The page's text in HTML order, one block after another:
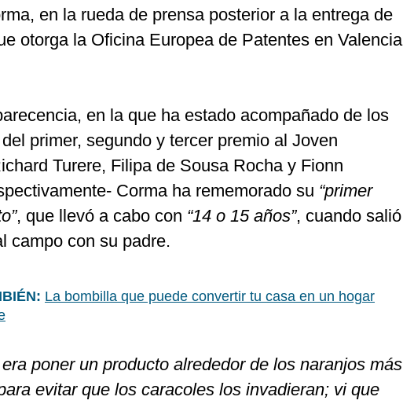
en la rueda de prensa posterior a la entrega de
otorga la Oficina Europea de Patentes en Valencia
en la que ha estado acompañado de los
primer, segundo y tercer premio al Joven
Turere, Filipa de Sousa Rocha y Fionn
Corma ha rememorado su “primer
, que llevó a cabo con “14 o 15 años”, cuando salió
campo con su padre.
La bombilla que puede convertir tu casa en un hogar
era poner un producto alrededor de los naranjos más
evitar que los caracoles los invadieran; vi que